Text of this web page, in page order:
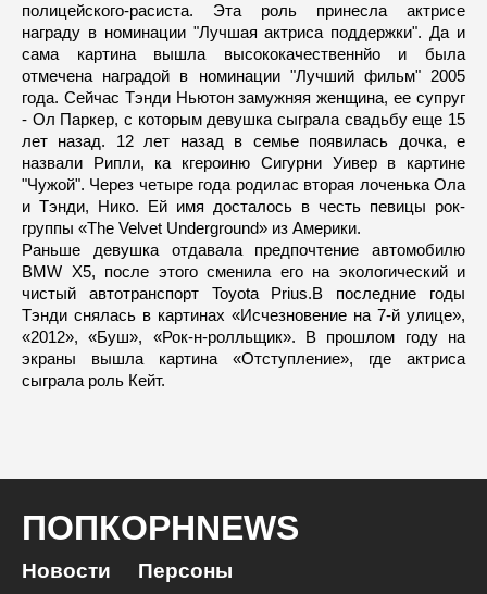
полицейского-расиста. Эта роль принесла актрисе
награду в номинации "Лучшая актриса поддержки". Да и
сама картина вышла высококачественнйо и была
отмечена наградой в номинации "Лучший фильм" 2005
года. Сейчас Тэнди Ньютон замужняя женщина, ее супруг
- Ол Паркер, с которым девушка сыграла свадьбу еще 15
лет назад. 12 лет назад в семье появилась дочка, е
назвали Рипли, ка кгероиню Сигурни Уивер в картине
"Чужой". Через четыре года родилас вторая лоченька Ола
и Тэнди, Нико. Ей имя досталось в честь певицы рок-
группы «The Velvet Underground» из Америки.
Раньше девушка отдавала предпочтение автомобилю
BMW X5, после этого сменила его на экологический и
чистый автотранспорт Toyota Prius.В последние годы
Тэнди снялась в картинах «Исчезновение на 7-й улице»,
«2012», «Буш», «Рок-н-ролльщик». В прошлом году на
экраны вышла картина «Отступление», где актриса
сыграла роль Кейт.
ПОПКОРНNEWS
Новости Персоны